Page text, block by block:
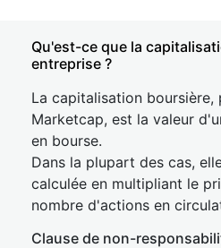
Qu'est-ce que la
entreprise ?
La capitalisation boursière,
Marketcap, est la valeur
en bourse.
Dans la plupart des cas,
calculée en multipliant le
nombre d'actions en
Clause de non-